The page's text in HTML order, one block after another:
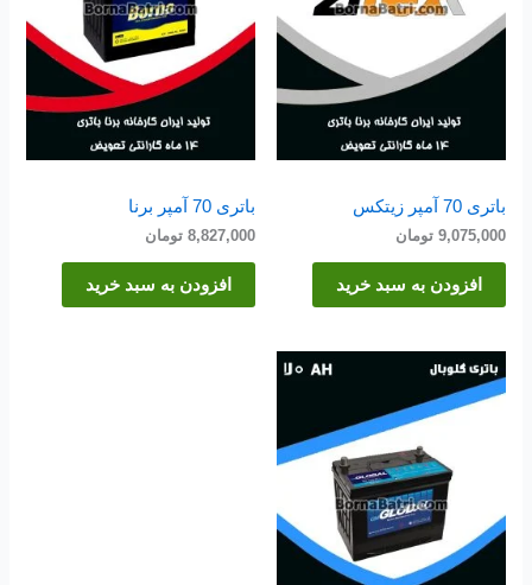
باتری 70 آمپر زیتکس
9,075,000 تومان
افزودن به سبد خرید
باتری 70 آمپر برنا
8,827,000 تومان
افزودن به سبد خرید